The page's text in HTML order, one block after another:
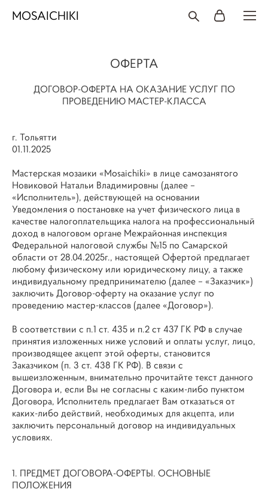
MOSAICHIKI
ОФЕРТА
ДОГОВОР-ОФЕРТА НА ОКАЗАНИЕ УСЛУГ ПО
ПРОВЕДЕНИЮ МАСТЕР-КЛАССА
г. Тольятти
01.11.2025
Мастерская мозаики «Mosaichiki» в лице самозанятого
Новиковой Натальи Владимировны (далее –
«Исполнитель»), действующей на основании
Уведомления о постановке на учет физического лица в
качестве налогоплательщика налога на профессиональный
доход в налоговом органе Межрайонная инспекция
Федеральной налоговой службы №15 по Самарской
области от 28.04.2025г., настоящей Офертой предлагает
любому физическому или юридическому лицу, а также
индивидуальному предпринимателю (далее – «Заказчик»)
заключить Договор-оферту на оказание услуг по
проведению мастер-классов (далее «Договор»).
В соответствии с п.1 ст. 435 и п.2 ст 437 ГК РФ в случае
принятия изложенных ниже условий и оплаты услуг, лицо,
производящее акцепт этой оферты, становится
Заказчиком (п. 3 ст. 438 ГК РФ). В связи с
вышеизложенным, внимательно прочитайте текст данного
Договора и, если Вы не согласны с каким-либо пунктом
Договора, Исполнитель предлагает Вам отказаться от
каких-либо действий, необходимых для акцепта, или
заключить персональный договор на индивидуальных
условиях.
1. ПРЕДМЕТ ДОГОВОРА-ОФЕРТЫ. ОСНОВНЫЕ
ПОЛОЖЕНИЯ